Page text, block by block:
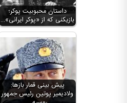
داستان محبوبیت پوکر؛
بازیکنی که از «پوکر ایرانی»…
پیش بینی قمار بازها:
ولادیمیر پوتین رئیس جمهور